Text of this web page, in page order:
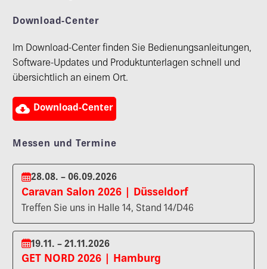
Download-Center
Im Download-Center finden Sie Bedienungsanleitungen,
Software-Updates und Produktunterlagen schnell und
übersichtlich an einem Ort.
 Download-Center
Messen und Termine
28.08. – 06.09.2026
Caravan Salon 2026 | Düsseldorf
Treffen Sie uns in Halle 14, Stand 14/D46
19.11. – 21.11.2026
GET NORD 2026 | Hamburg